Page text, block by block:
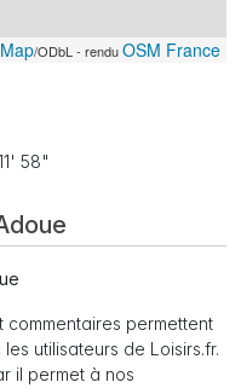
/ODbL - renduOSM France
58"
commentaires permettent
utilisateurs de Loisirs.fr.
il permet à nos